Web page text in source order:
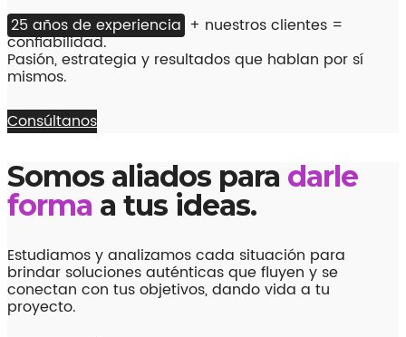
25 años de experiencia + nuestros clientes =
confiabilidad.
Pasión, estrategia y resultados que hablan por sí
mismos.
Consúltanos
Somos aliados para darle
forma a tus ideas.
Estudiamos y analizamos cada situación para
brindar soluciones auténticas que fluyen y se
conectan con tus objetivos, dando vida a tu
proyecto.